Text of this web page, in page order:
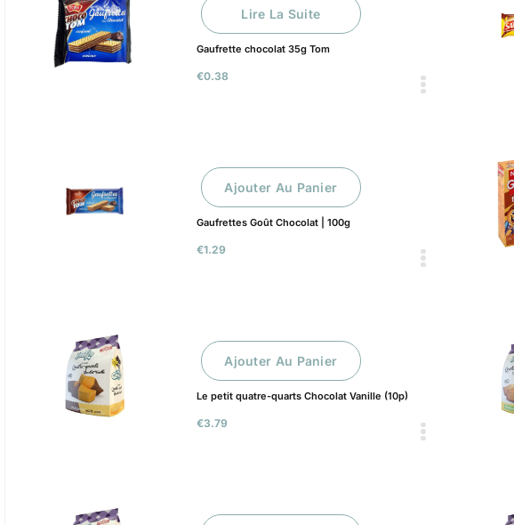
€0.38
Gaufrette chocolat 35g Tom
Lire La Suite
€1.29
Gaufrettes Goût Chocolat | 100g
Ajouter Au Panier
€3.79
Le petit quatre-quarts Chocolat Vanille (10p)
Ajouter Au Panier